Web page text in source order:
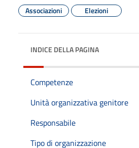
Associazioni
Elezioni
INDICE DELLA PAGINA
Competenze
Unità organizzativa genitore
Responsabile
Tipo di organizzazione